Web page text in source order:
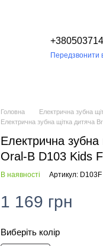
Передзвонити
Головна
Електрична зубна
Електрична зубна щітка дитяча
Електрична зубна
Oral-B D103 Kids
В наявності Артикул: D103F
1 169 грн
Виберіть колір